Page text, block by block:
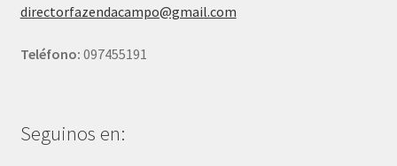
directorfazendacampo@gmail.com
Teléfono: 097455191
Seguinos en: